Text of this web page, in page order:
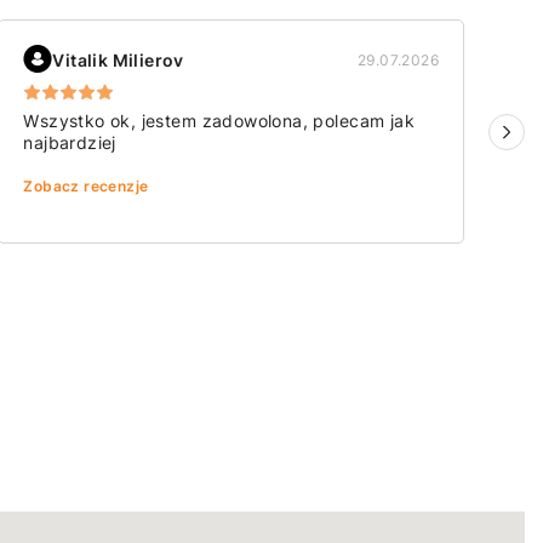
Vitalik Milierov 29.07.2026
Wszystko ok, jestem zadowolona, polecam jak
najbardziej
Zobacz recenzje